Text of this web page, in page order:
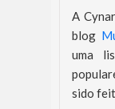
A
blog
uma
sido